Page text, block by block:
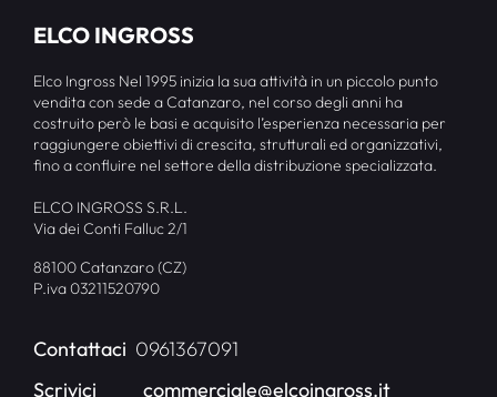
ELCO INGROSS
Elco Ingross Nel 1995 inizia la sua attività in un piccolo punto
vendita con sede a Catanzaro, nel corso degli anni ha
costruito però le basi e acquisito l’esperienza necessaria per
raggiungere obiettivi di crescita, strutturali ed organizzativi,
fino a confluire nel settore della distribuzione specializzata.
ELCO INGROSS S.R.L.
Via dei Conti Falluc 2/1
88100 Catanzaro (CZ)
P.iva 03211520790
Contattaci 0961367091
Scrivici
commerciale@elcoingross.it